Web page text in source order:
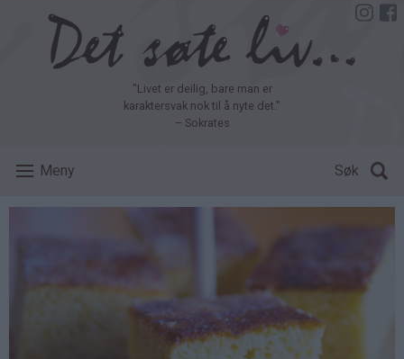
"Livet er deilig, bare man er
karaktersvak nok til å nyte det."
– Sokrates
Meny Søk